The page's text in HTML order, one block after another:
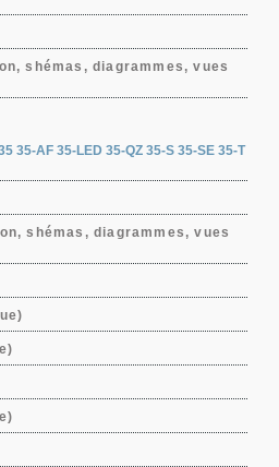
shémas, diagrammes, vues
35-AF 35-LED 35-QZ 35-S 35-SE 35-T
shémas, diagrammes, vues